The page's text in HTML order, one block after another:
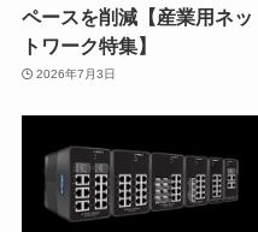
ペースを削減【産業用ネッ
トワーク特集】
2026年7月3日